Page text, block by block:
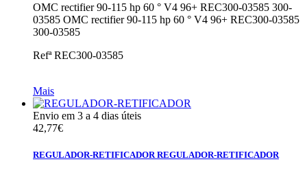
OMC rectifier 90-115 hp 60 ° V4 96+ REC300-03585 300-
03585 OMC rectifier 90-115 hp 60 ° V4 96+ REC300-03585
300-03585
RefªREC300-03585
Mais
Envio em 3 a 4 dias úteis
42,77€
REGULADOR-RETIFICADOR REGULADOR-RETIFICADOR